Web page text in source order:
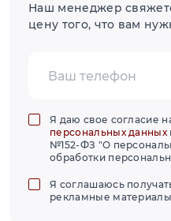
Наш менеджер
цену того, что вам
Я даю свое согласие
персональных данных
№152-ФЗ "О
обработки
Я соглашаюсь
рекламные материалы